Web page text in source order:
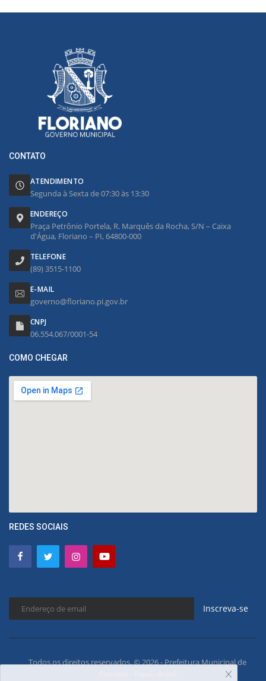
CONTATO
ATENDIMENTO
Segunda à Sexta de 07:30 às 13:30
ENDEREÇO
Praça Petrônio Portela, R. Marquês da Rocha, S/N – Caixa
d'Água, Floriano – PI, 64800-000
TELEFONE
(89) 3515-1100
E-MAIL
governo@floriano.pi.gov.br
CNPJ
06.554.067/0001-54
COMO CHEGAR
REDES SOCIAIS
Inscreva-se
Todos os direitos reservados. © 2026 - Prefeitura Municipal de